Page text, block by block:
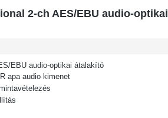
2-ch AES/EBU audio-optikai
EBU audio-optikai átalakító
apa audio kimenet